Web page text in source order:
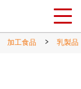
加工食品 乳製品